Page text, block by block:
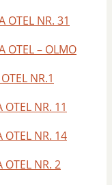
OTEL NR. 31
OTEL – OLMO
NR.1
OTEL NR. 11
OTEL NR. 14
OTEL NR. 2